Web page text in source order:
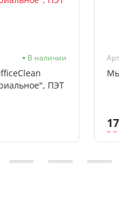
В наличии
ПЭТ